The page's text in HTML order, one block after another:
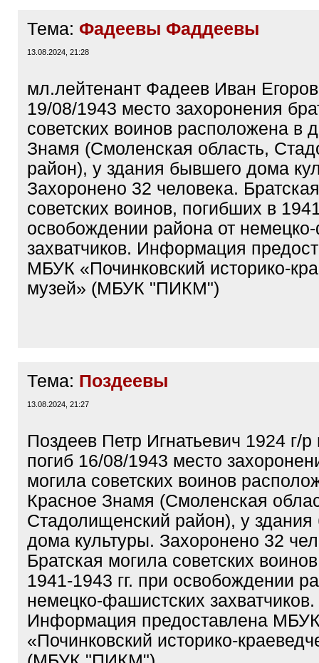
Тема: Фадеевы Фаддеевы
13.08.2024, 21:28
мл.лейтенант Фадеев Иван
19/08/1943 место захоронения
советских воинов расположена в
Знамя (Смоленская область,
район), у здания бывшего дома
Захоронено 32 человека.
советских воинов, погибших в
освобождении района от
захватчиков. Информация
МБУК «Починковский историко-
музей» (МБУК "ПИКМ")
Тема: Поздеевы
13.08.2024, 21:27
Поздеев Петр Игнатьевич 1924 г/
погиб 16/08/1943 место
могила советских воинов
Красное Знамя (Смоленская
Стадолищенский район), у
дома культуры. Захоронено 32
Братская могила советских
1941-1943 гг. при освобождении
немецко-фашистских захватчиков.
Информация предоставлена
«Починковский историко-